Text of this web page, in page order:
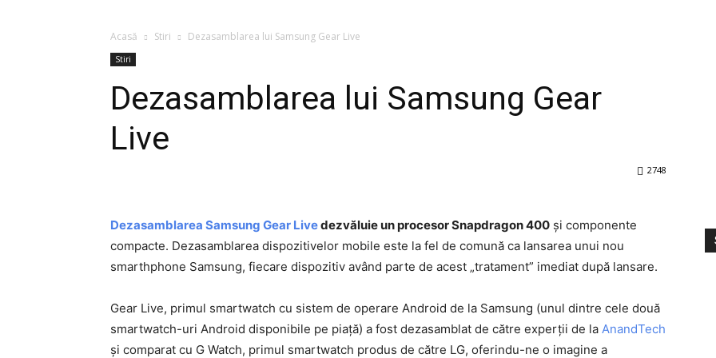
Acasă Stiri Dezasamblarea lui Samsung Gear Live
Stiri
Dezasamblarea lui Samsung Gear
Live
2748
Dezasamblarea Samsung Gear Livedezvăluie un procesor Snapdragon 400 și componente
compacte. Dezasamblarea dispozitivelor mobile este la fel de comună ca lansarea unui nou
smarthphone Samsung, fiecare dispozitiv având parte de acest „tratament” imediat după lansare.
Gear Live, primul smartwatch cu sistem de operare Android de la Samsung (unul dintre cele două
smartwatch-uri Android disponibile pe piață) a fost dezasamblat de către experții de la AnandTech
și comparat cu G Watch, primul smartwatch produs de către LG, oferindu-ne o imagine a